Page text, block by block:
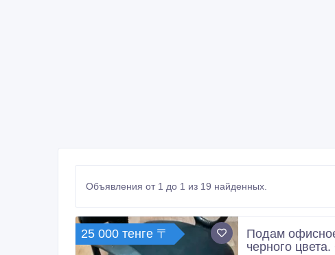
Объявления от 1 до 1 из 19 найденных.
25 000 тенге 〒
Подам
черного